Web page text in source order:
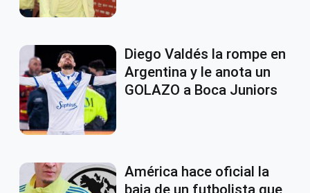
Diego Valdés la rompe en
Argentina y le anota un
GOLAZO a Boca Juniors
América hace oficial la
baja de un futbolista que